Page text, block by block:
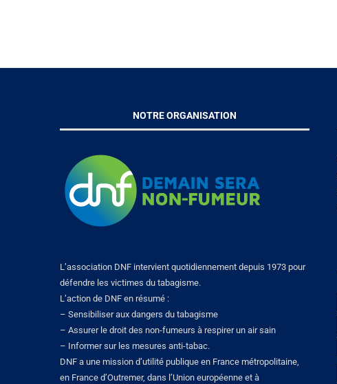
NOTRE ORGANISATION
L’association DNF intervient quotidiennement depuis 1973 pour
défendre les victimes du tabagisme.
L’action de DNF en résumé :
– Sensibiliser aux dangers du tabagisme
– Assurer le droit des non-fumeurs à respirer un air sain
– Informer sur les mesures anti-tabac.
DNF a une mission d’utilité publique en France métropolitaine,
en France d’Outremer, dans l’Union européenne et à